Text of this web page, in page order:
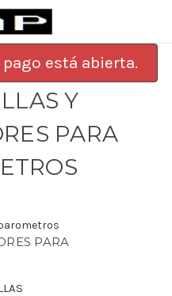
está abierta.
Y
PARA
PARA